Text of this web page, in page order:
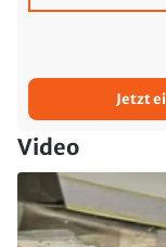
Jetzt
Video